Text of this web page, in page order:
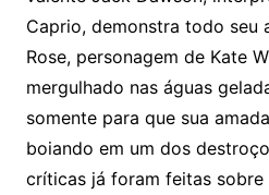
Caprio, demonstra todo seu
Rose, personagem de Kate
mergulhado nas águas
somente para que sua
boiando em um dos
críticas já foram feitas sobre